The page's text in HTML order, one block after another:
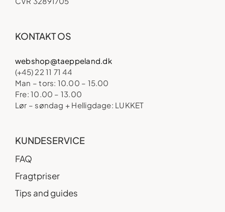
KONTAKT OS
webshop@taeppeland.dk
(+45) 22 11 71 44
Man – tors: 10.00 – 15.00
Fre: 10.00 – 13.00
Lør – søndag + Helligdage: LUKKET
KUNDESERVICE
FAQ
Fragtpriser
Tips and guides